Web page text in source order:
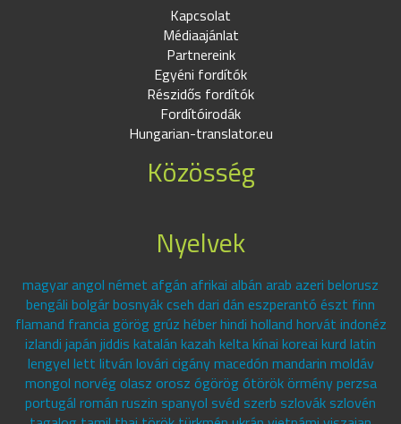
Kapcsolat
Médiaajánlat
Partnereink
Egyéni fordítók
Részidős fordítók
Fordítóirodák
Hungarian-translator.eu
Közösség
Nyelvek
magyar angol német afgán afrikai albán arab azeri belorusz
bengáli bolgár bosnyák cseh dari dán eszperantó észt finn
flamand francia görög grúz héber hindi holland horvát indonéz
izlandi japán jiddis katalán kazah kelta kínai koreai kurd latin
lengyel lett litván lovári cigány macedón mandarin moldáv
mongol norvég olasz orosz ógörög ótörök örmény perzsa
portugál román ruszin spanyol svéd szerb szlovák szlovén